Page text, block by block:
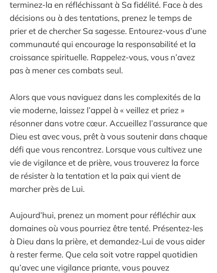
terminez-la en réfléchissant à Sa fidélité. Face à des
décisions ou à des tentations, prenez le temps de
prier et de chercher Sa sagesse. Entourez-vous d’une
communauté qui encourage la responsabilité et la
croissance spirituelle. Rappelez-vous, vous n’avez
pas à mener ces combats seul.
Alors que vous naviguez dans les complexités de la
vie moderne, laissez l’appel à « veillez et priez »
résonner dans votre cœur. Accueillez l’assurance que
Dieu est avec vous, prêt à vous soutenir dans chaque
défi que vous rencontrez. Lorsque vous cultivez une
vie de vigilance et de prière, vous trouverez la force
de résister à la tentation et la paix qui vient de
marcher près de Lui.
Aujourd’hui, prenez un moment pour réfléchir aux
domaines où vous pourriez être tenté. Présentez-les
à Dieu dans la prière, et demandez-Lui de vous aider
à rester ferme. Que cela soit votre rappel quotidien
qu’avec une vigilance priante, vous pouvez